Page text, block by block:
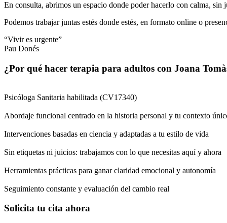
En consulta, abrimos un espacio donde poder hacerlo con calma,
Podemos trabajar juntas estés donde estés, en formato online o
“Vivir es urgente”
Pau Donés
¿Por qué hacer terapia para adultos con Joana
Psicóloga Sanitaria habilitada (CV17340)
Abordaje funcional centrado en la historia personal y tu contexto
Intervenciones basadas en ciencia y adaptadas a tu estilo de vida
Sin etiquetas ni juicios: trabajamos con lo que necesitas aquí y ahora
Herramientas prácticas para ganar claridad emocional y autonomía
Seguimiento constante y evaluación del cambio real
Solicita tu cita ahora